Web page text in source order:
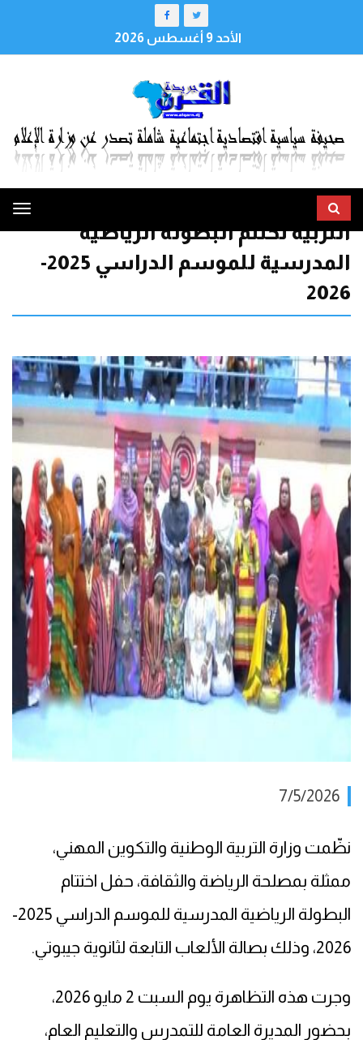
الأحد 9 أغسطس 2026
التربية تختتم البطولة الرياضية
المدرسية للموسم الدراسي 2025-
2026
7/5/2026
نظّمت وزارة التربية الوطنية والتكوين المهني،
ممثلة بمصلحة الرياضة والثقافة، حفل اختتام
البطولة الرياضية المدرسية للموسم الدراسي 2025-
2026، وذلك بصالة الألعاب التابعة لثانوية جيبوتي.
وجرت هذه التظاهرة يوم السبت 2 مايو 2026،
بحضور المديرة العامة للتمدرس والتعليم العام،